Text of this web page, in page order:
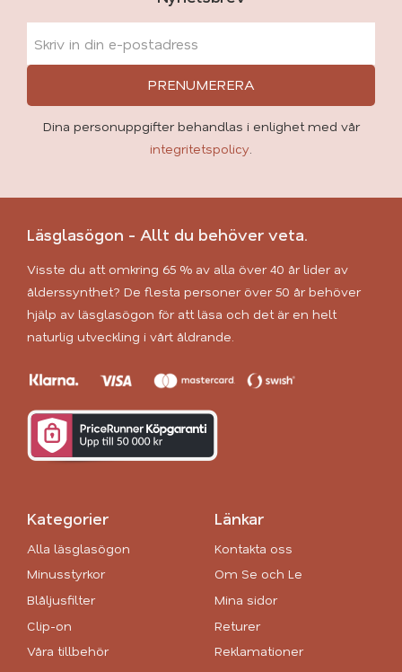
PRENUMERERA
Dina personuppgifter behandlas i enlighet med vår
integritetspolicy.
Läsglasögon - Allt du behöver veta.
Visste du att omkring 65 % av alla över 40 år lider av
ålderssynthet? De flesta personer över 50 år behöver
hjälp av läsglasögon för att läsa och det är en helt
naturlig utveckling i vårt åldrande.
Kategorier
Alla läsglasögon
Minusstyrkor
Blåljusfilter
Clip-on
Våra tillbehör
Länkar
Kontakta oss
Om Se och Le
Mina sidor
Returer
Reklamationer